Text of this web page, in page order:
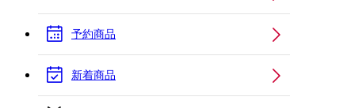
予約商品
新着商品